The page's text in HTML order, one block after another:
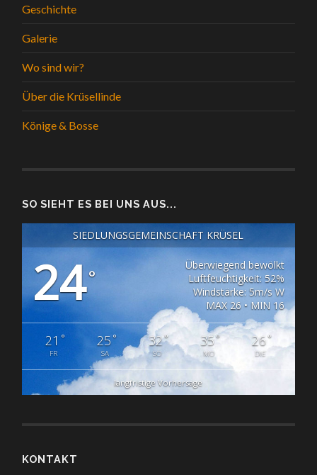
Geschichte
Galerie
Wo sind wir?
Über die Krüsellinde
Könige & Bosse
SO SIEHT ES BEI UNS AUS...
SIEDLUNGSGEMEINSCHAFT KRÜSEL
24°
Überwiegend bewölkt
Luftfeuchtigkeit: 52%
Windstärke: 5m/s W
MAX 26 • MIN 16
21 °
FR
25°
SA
32°
SO
35°
MO
26°
DIE
langfristige Vorhersage
KONTAKT